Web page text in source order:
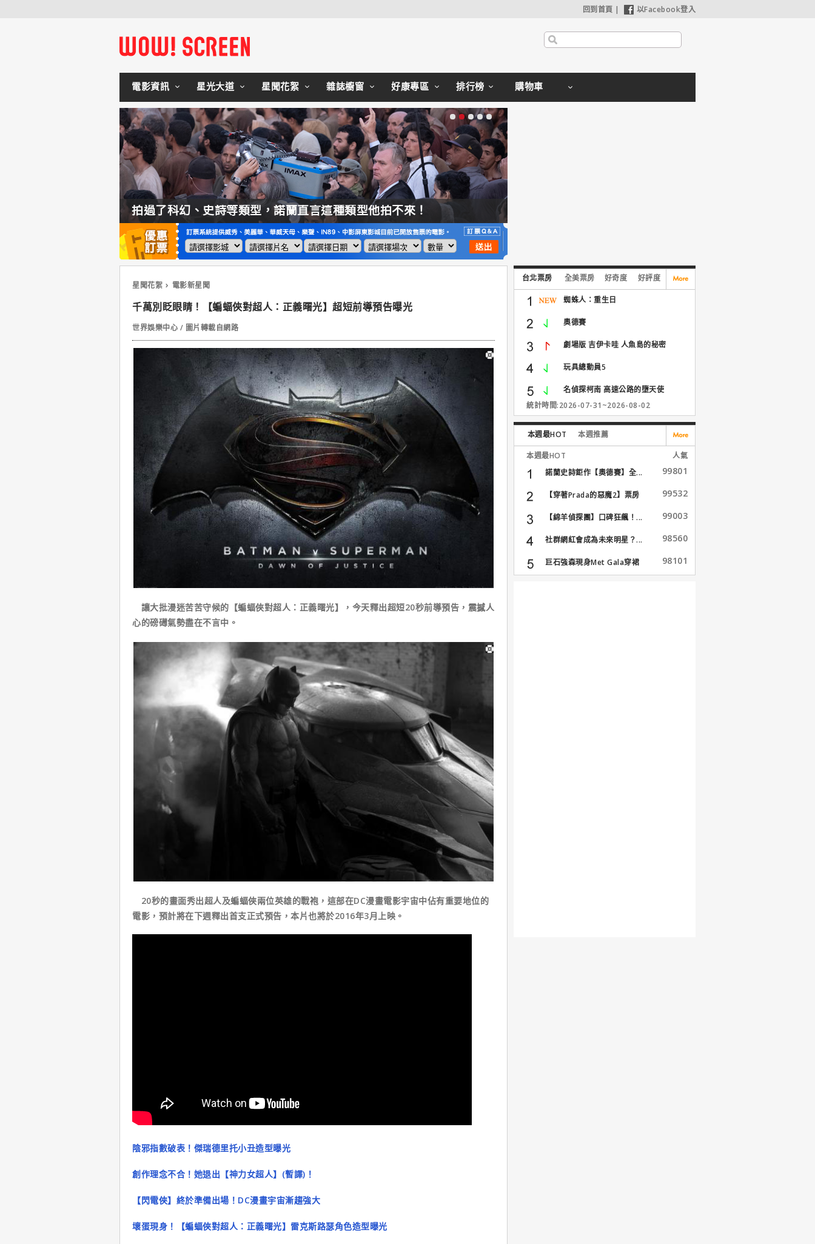
回到首頁 | 以Facebook登入
電影資訊 星光大道 星聞花絮 雜誌櫥窗 好康專區 排行榜 購物車
拍過了科幻、史詩等類型，諾蘭直言這種類型他拍不來！
星聞花絮 電影新星聞
千萬別眨眼睛！【蝙蝠俠對超人：正義曙光】超短前導預告曝光
世界娛樂中心 / 圖片轉載自網路
讓大批漫迷苦苦守候的【蝙蝠俠對超人：正義曙光】，今天釋出超短20秒前導預告，震撼人
心的磅礡氣勢盡在不言中。
20秒的畫面秀出超人及蝙蝠俠兩位英雄的戰袍，這部在DC漫畫電影宇宙中佔有重要地位的
電影，預計將在下週釋出首支正式預告，本片也將於2016年3月上映。
陰邪指數破表！傑瑞德里托小丑造型曝光
創作理念不合！她退出【神力女超人】(暫譯)！
【閃電俠】終於準備出場！DC漫畫宇宙漸趨強大
壞蛋現身！【蝙蝠俠對超人：正義曙光】雷克斯路瑟角色造型曝光
台北票房 全美票房 好奇度 好評度
蜘蛛人：重生日
奧德賽
劇場版 吉伊卡哇 人魚島的秘密
玩具總動員5
名偵探柯南 高速公路的墮天使
統計時間:2026-07-31~2026-08-02
本週最HOT 本週推薦
本週最HOT
人氣
諾蘭史詩鉅作【奧德賽】全...
99801
【穿著Prada的惡魔2】票房
99532
【綿羊偵探團】口碑狂飆！... 99003
社群網紅會成為未來明星？... 98560
巨石強森現身Met Gala穿裙
子...
98101